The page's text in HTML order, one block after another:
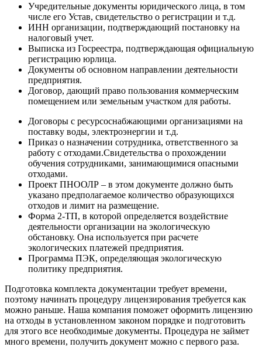
Учредительные документы юридического лица, в том
числе его Устав, свидетельство о регистрации и т.д.
ИНН организации, подтверждающий постановку на
налоговый учет.
Выписка из Госреестра, подтверждающая официальную
регистрацию юрлица.
Документы об основном направлении деятельности
предприятия.
Договор, дающий право пользования коммерческим
помещением или земельным участком для работы.
Договоры с ресурсоснабжающими организациями на
поставку воды, электроэнергии и т.д.
Приказ о назначении сотрудника, ответственного за
работу с отходами.Свидетельства о прохождении
обучения сотрудниками, занимающимися опасными
отходами.
Проект ПНООЛР – в этом документе должно быть
указано предполагаемое количество образующихся
отходов и лимит на размещение.
Форма 2-ТП, в которой определяется воздействие
деятельности организации на экологическую
обстановку. Она используется при расчете
экологических платежей предприятия.
Программа ПЭК, определяющая экологическую
политику предприятия.
Подготовка комплекта документации требует времени,
поэтому начинать процедуру лицензирования требуется как
можно раньше. Наша компания поможет оформить лицензию
на отходы в установленном законом порядке и подготовить
для этого все необходимые документы. Процедура не займет
много времени, получить документ можно с первого раза.